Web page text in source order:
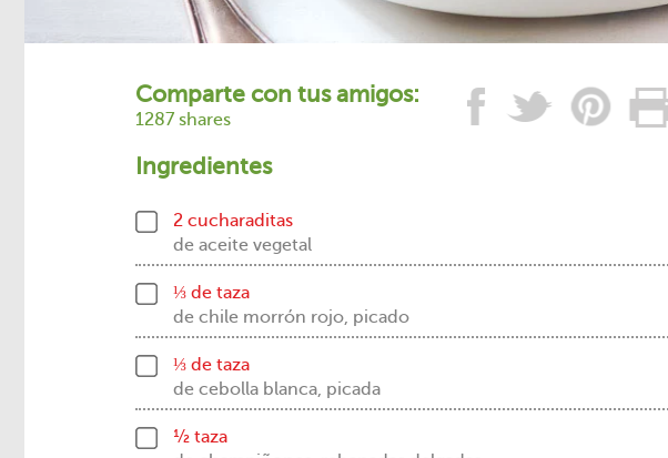
Comparte con tus amigos:
1287 shares
Ingredientes
2 cucharaditas
de aceite vegetal
⅓ de taza
de chile morrón rojo, picado
⅓ de taza
de cebolla blanca, picada
½ taza